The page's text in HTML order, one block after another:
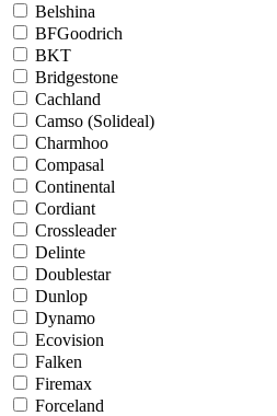
Belshina
BFGoodrich
BKT
Bridgestone
Cachland
Camso (Solideal)
Charmhoo
Compasal
Continental
Cordiant
Crossleader
Delinte
Doublestar
Dunlop
Dynamo
Ecovision
Falken
Firemax
Forceland